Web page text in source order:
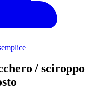
/ sciroppo